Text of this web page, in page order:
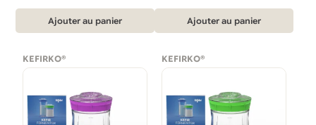
Ajouter au panier Ajouter au panier
KEFIRKO® KEFIRKO®